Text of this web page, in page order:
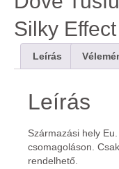
Silky Effect
Leírás
Leírás
Származási hely
csomagoláson.
rendelhető.